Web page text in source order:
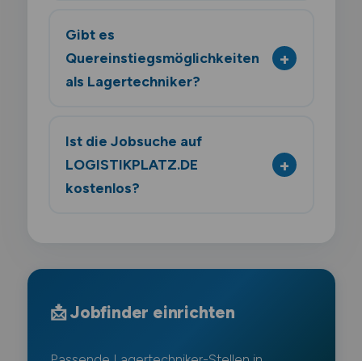
Gibt es
Quereinstiegsmöglichkeiten
als Lagertechniker?
Ist die Jobsuche auf
LOGISTIKPLATZ.DE
kostenlos?
📩 Jobfinder einrichten